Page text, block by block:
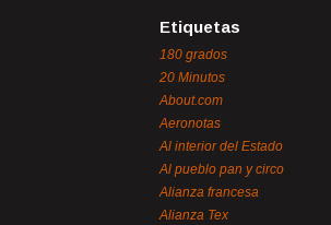
Etiquetas
180 grados
20 Minutos
About.com
Aeronotas
Al interior del Estado
Al pueblo pan y circo
Alianza francesa
Alianza Tex